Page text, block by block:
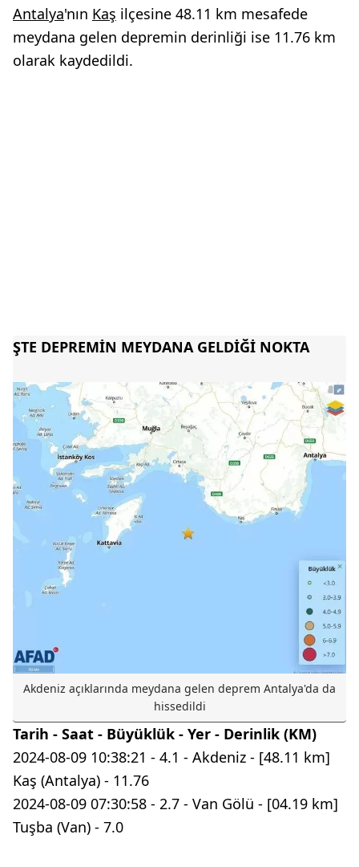
Antalya'nın Kaş ilçesine 48.11 km mesafede
meydana gelen depremin derinliği ise 11.76 km
olarak kaydedildi.
ŞTE DEPREMİN MEYDANA GELDİĞİ NOKTA
Akdeniz açıklarında meydana gelen deprem Antalya'da da
hissedildi
Tarih - Saat - Büyüklük - Yer - Derinlik (KM)
2024-08-09 10:38:21 - 4.1 - Akdeniz - [48.11 km]
Kaş (Antalya) - 11.76
2024-08-09 07:30:58 - 2.7 - Van Gölü - [04.19 km]
Tuşba (Van) - 7.0